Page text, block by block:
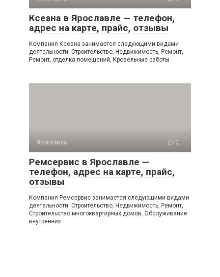
Ксеана в Ярославле — телефон,
адрес на карте, прайс, отзывы
Компания Ксеана занимается следующими видами
деятельности: Строительство, Недвижимость, Ремонт,
Ремонт, отделка помещений, Кровельные работы.
Ярославль 0
Ремсервис в Ярославле —
телефон, адрес на карте, прайс,
отзывы
Компания Ремсервис занимается следующими видами
деятельности: Строительство, Недвижимость, Ремонт,
Строительство многоквартирных домов, Обслуживание
внутренних